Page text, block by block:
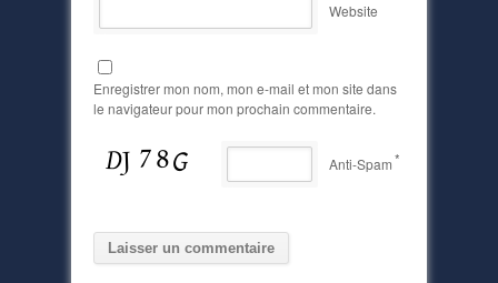
Website
Enregistrer mon nom, mon e-mail et mon site dans
le navigateur pour mon prochain commentaire.
Anti-Spam*